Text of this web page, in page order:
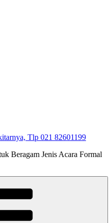
Tlp 021 82601199
Beragam Jenis Acara Formal